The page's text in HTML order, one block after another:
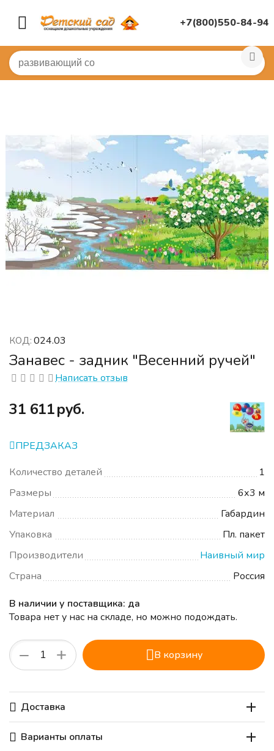
+7(800)550-84-94
Главная / МУЗЫКАЛЬНЫЙ ЗАЛ Занавесы и задники
КОД: 024.03
Занавес - задник "Весенний ручей"
Написать отзыв
‍31 611‍руб.
ПРЕДЗАКАЗ
Количество деталей
1
Размеры
6х3 м
Материал
Габардин
Упаковка
Пл. пакет
Производители
Наивный мир
Страна
Россия
В наличии у поставщика: да
Товара нет у нас на складе, но можно подождать.
+
− В корзину
Доставка
Варианты оплаты